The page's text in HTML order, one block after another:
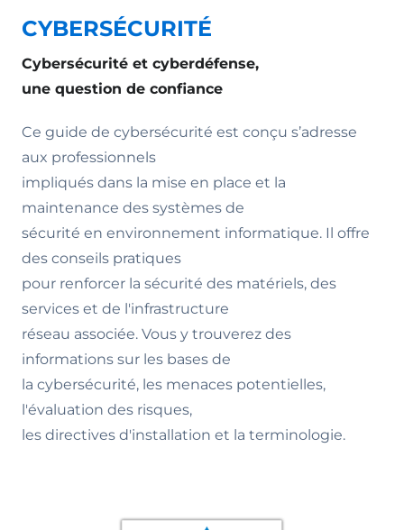
CYBERSÉCURITÉ
Cybersécurité et cyberdéfense,
une question de confiance
Ce guide de cybersécurité est conçu s’adresse
aux professionnels
impliqués dans la mise en place et la
maintenance des systèmes de
sécurité en environnement informatique. Il offre
des conseils pratiques
pour renforcer la sécurité des matériels, des
services et de l'infrastructure
réseau associée. Vous y trouverez des
informations sur les bases de
la cybersécurité, les menaces potentielles,
l'évaluation des risques,
les directives d'installation et la terminologie.